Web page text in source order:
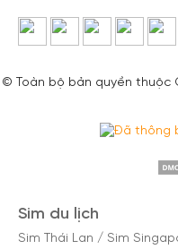
© Toàn bộ bản quyền thuộc
Sim du lịch
Sim Thái Lan / Sim